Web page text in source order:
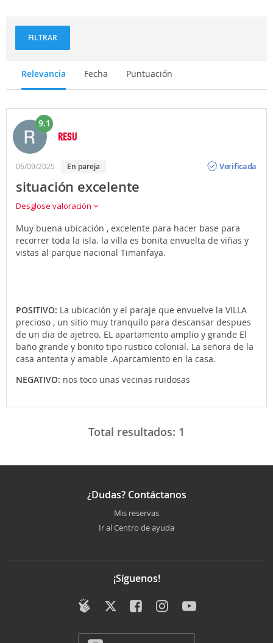
FILTRAR
Relevancia Fecha Puntuación
9.1
RESU
06/09/2025 en pareja
Verificada
situación excelente
Desglose valoración
Muy buena ubicación , excelente para hacer base para
recorrer toda la isla. la villa es bonita envuelta de viñas y
vistas al parque nacional Timanfaya.
POSITIVO: La ubicación y el paraje que envuelve la VILLA
precioso , un sitio muy tranquilo para descansar despues
de un dia de ajetreo. EL apartamento amplio y grande El
baño grande y bonito tipo rustico colonial. La señora de la
casa antenta y amable .Aparcamiento en la casa.
NEGATIVO: nos toco unas vecinas ruidosas
Total resultados: 1
¿Dudas? Contáctanos
Mis reservas
Ir al Centro de ayuda
¡Síguenos!